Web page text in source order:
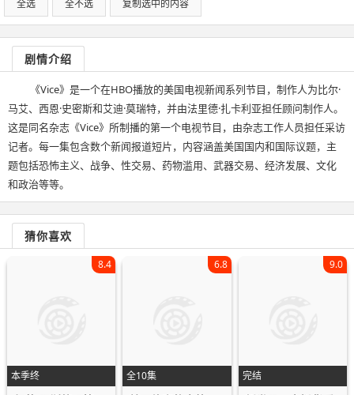
全选 全不选 复制选中的内容
剧情介绍
《Vice》是一个在HBO播放的美国电视新闻系列节目，制作人为比尔·
马艾、西恩·史密斯和艾迪·莫瑞特，并由法里德·扎卡利亚担任顾问制作人。
这是同名杂志《Vice》所制播的第一个电视节目，由杂志工作人员担任采访
记者。每一集包含数个新闻报道短片，内容涵盖美国国内和国际议题，主
题包括恐怖主义、战争、性交易、药物滥用、武器交易、经济发展、文化
和政治等等。
猜你喜欢
本季终
8.4
全10集
6.8
完结
9.0